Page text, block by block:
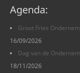
Agenda:
Groot Fries
16/09/2026
Dag van de
18/11/2026